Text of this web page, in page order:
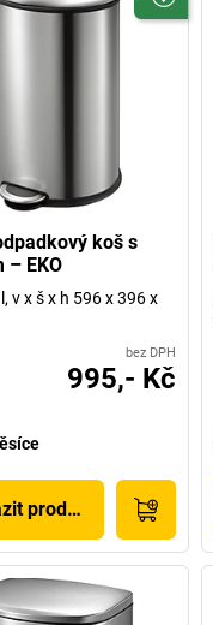
koš s
– EKO
v x š x h 596 x 396 x
bez DPH
995,- Kč
produkt